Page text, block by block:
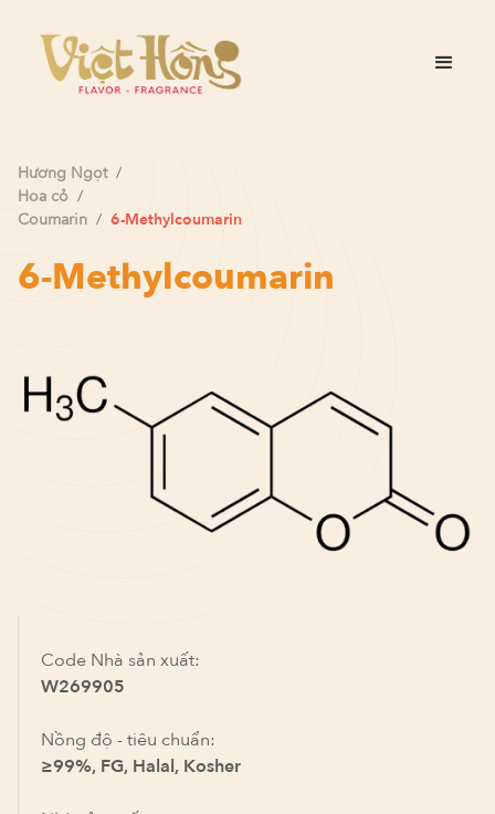
Hương Ngọt /
Hoa cỏ /
Coumarin / 6-Methylcoumarin
6-Methylcoumarin
Code Nhà sản xuất:
W269905
Nồng độ - tiêu chuẩn:
≥99%, FG, Halal, Kosher